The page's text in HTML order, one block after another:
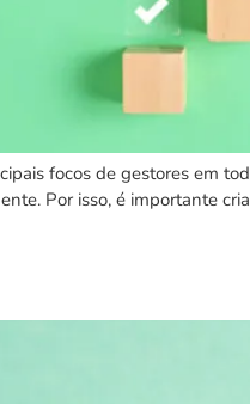
focos de gestores em
Por isso, é importante